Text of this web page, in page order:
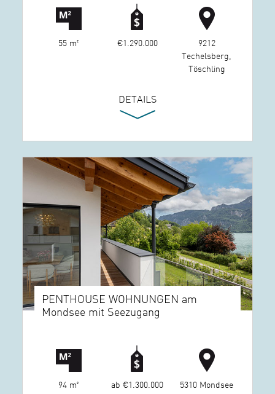
55 m² €1.290.000
9212
Techelsberg,
Töschling
DETAILS
PENTHOUSE WOHNUNGEN am
Mondsee mit Seezugang
94 m² ab €1.300.000 5310 Mondsee